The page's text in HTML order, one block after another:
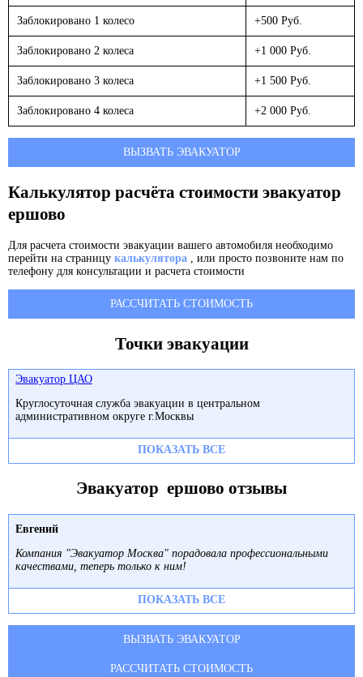
Заблокировано 1 колесо +500 Руб.
Заблокировано 2 колеса +1 000 Руб.
Заблокировано 3 колеса +1 500 Руб.
Заблокировано 4 колеса +2 000 Руб.
ВЫЗВАТЬ ЭВАКУАТОР
Калькулятор расчёта стоимости эвакуатор
ершово
Для расчета стоимости эвакуации вашего автомобиля необходимо
перейти на страницу калькулятора , или просто позвоните нам по
телефону для консультации и расчета стоимости
РАССЧИТАТЬ СТОИМОСТЬ
Точки эвакуации
Эвакуатор ЦАО
Круглосуточная служба эвакуации в центральном
административном округе г.Москвы
ПОКАЗАТЬ ВСЕ
Эвакуатор ершово отзывы
Евгений
Компания "Эвакуатор Москва" порадовала профессиональными
качествами, теперь только к ним!
ПОКАЗАТЬ ВСЕ
ВЫЗВАТЬ ЭВАКУАТОР
РАССЧИТАТЬ СТОИМОСТЬ